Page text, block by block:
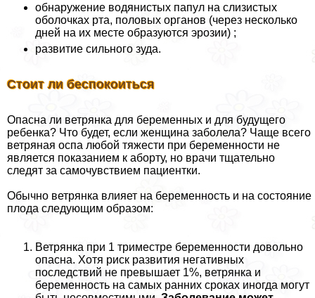
обнаружение водянистых папул на слизистых
оболочках рта, пoлoвых органов (через несколько
дней на их месте образуются эрозии) ;
развитие сильного зуда.
Стоит ли беспокоиться
Опасна ли ветрянка для беременных и для будущего
ребенка? Что будет, если женщина заболела? Чаще всего
ветряная оспа любой тяжести при беременности не
является показанием к aбopту, но врачи тщательно
следят за самочувствием пациентки.
Обычно ветрянка влияет на беременность и на состояние
плода следующим образом:
Ветрянка при 1 триместре беременности довольно
опасна. Хотя риск развития негативных
последствий не превышает 1%, ветрянка и
беременность на самых ранних сроках иногда могут